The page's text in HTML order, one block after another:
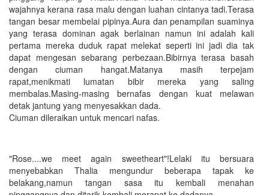
wajahnya kerana rasa malu dengan luahan cintanya tadi.Terasa
tangan besar membelai pipinya.Aura dan penampilan suaminya
yang terasa dominan agak berlainan namun ini adalah kali
pertama mereka duduk rapat melekat seperti ini jadi dia tak
dapat mengesan sebarang perbezaan.Bibirnya terasa basah
dengan ciuman hangat.Matanya masih terpejam
rapat,menikmati lumatan bibir mereka yang saling
membalas.Masing-masing bernafas dengan kuat melawan
detak jantung yang menyesakkan dada.
Ciuman dileraikan untuk mencari nafas.
"Rose....we meet again sweetheart"!Lelaki itu bersuara
menyebabkan Thalia mengundur beberapa tapak ke
belakang,namun tangan sasa itu kembali menahan